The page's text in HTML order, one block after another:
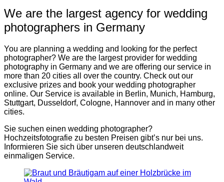
We are the largest agency for wedding
photographers in Germany
You are planning a wedding and looking for the perfect
photographer? We are the largest provider for wedding
photography in Germany and we are offering our service in
more than 20 cities all over the country. Check out our
exclusive prizes and book your wedding photographer
online. Our Service is available in Berlin, Munich, Hamburg,
Stuttgart, Dusseldorf, Cologne, Hannover and in many other
cities.
Sie suchen einen wedding photographer?
Hochzeitsfotografie zu besten Preisen gibt’s nur bei uns.
Informieren Sie sich über unseren deutschlandweit
einmaligen Service.